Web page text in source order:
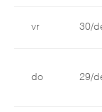
vr 30/
do 29/